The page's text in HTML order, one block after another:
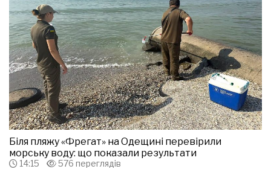
Біля пляжу «Фрегат» на Одещині перевірили
морську воду: що показали результати
14:15 576 переглядів